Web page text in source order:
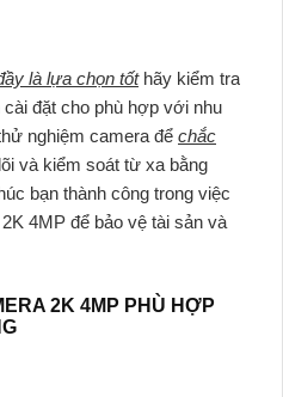
là lựa chọn tốthãy kiểm tra
đặt cho phù hợp với nhu
nghiệm camera để chắc
và kiểm soát từ xa bằng
bạn thành công trong việc
4MP để bảo vệ tài sản và
2K 4MP PHÙ HỢP